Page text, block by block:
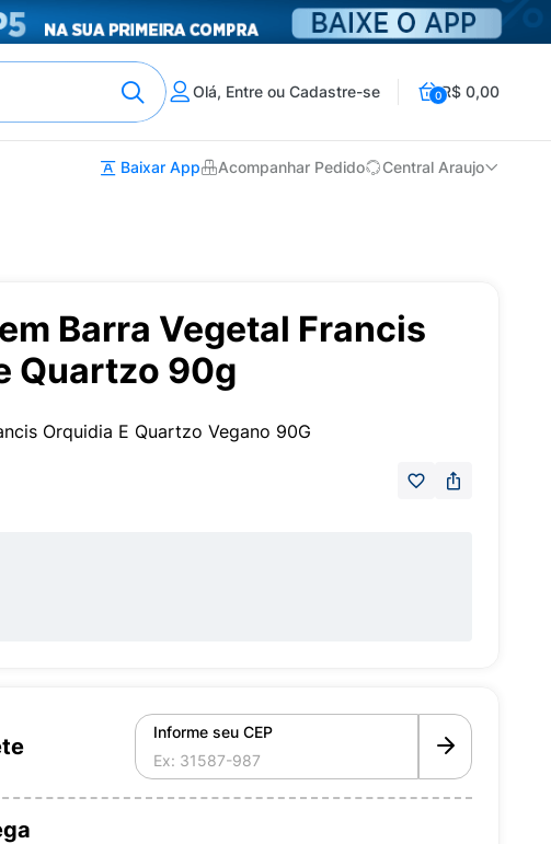
Olá, Entre ou Cadastre-se 0R$ 0,00
Baixar App Acompanhar Pedido Central Araujo
Barra Vegetal Francis
Quartzo 90g
Orquidia E Quartzo Vegano 90G
Informe seu CEP